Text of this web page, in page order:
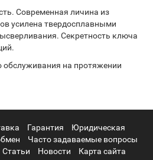
Современная личина из
усилена твердосплавными
Секретность ключа
обслуживания на протяжении
Гарантия
Юридическая
Часто задаваемые вопросы
Статьи Новости
Карта сайта